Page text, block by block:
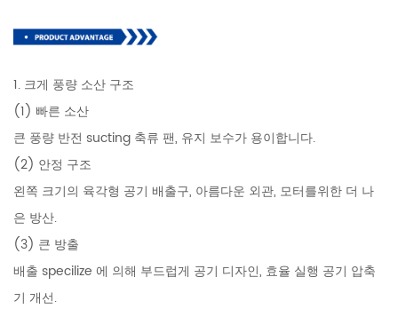
1. 크게 풍량 소산 구조
(1) 빠른 소산
큰 풍량 반전 sucting 축류 팬, 유지 보수가 용이합니다.
(2) 안정 구조
왼쪽 크기의 육각형 공기 배출구, 아름다운 외관, 모터를위한 더 나
은 방산.
(3) 큰 방출
배출 specilize 에 의해 부드럽게 공기 디자인, 효율 실행 공기 압축
기 개선.